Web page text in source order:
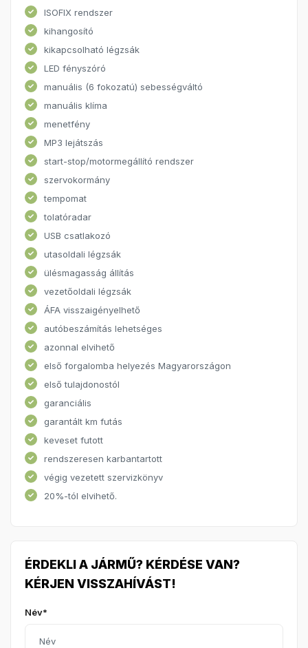
ISOFIX rendszer
kihangosító
kikapcsolható légzsák
LED fényszóró
manuális (6 fokozatú) sebességváltó
manuális klíma
menetfény
MP3 lejátszás
start-stop/motormegállító rendszer
szervokormány
tempomat
tolatóradar
USB csatlakozó
utasoldali légzsák
ülésmagasság állítás
vezetőoldali légzsák
ÁFA visszaigényelhető
autóbeszámítás lehetséges
azonnal elvihető
első forgalomba helyezés Magyarországon
első tulajdonostól
garanciális
garantált km futás
keveset futott
rendszeresen karbantartott
végig vezetett szervizkönyv
20%-tól elvihető.
ÉRDEKLI A JÁRMŰ? KÉRDÉSE VAN?
KÉRJEN VISSZAHÍVÁST!
Név*